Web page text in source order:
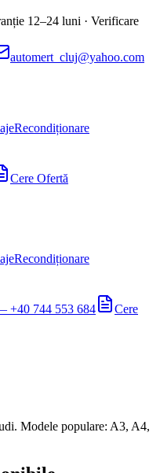
12–24 luni · Verificare
automert_cluj@yahoo.com
Recondiționare
Cere Ofertă
Recondiționare
+40 744 553 684
Cere
Modele populare: A3, A4,